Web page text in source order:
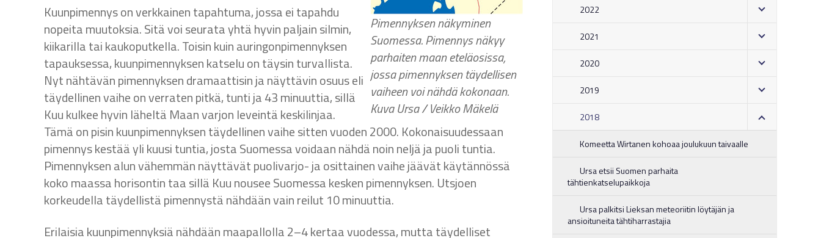
Pimennyksen näkyminen
Suomessa. Pimennys näkyy
parhaiten maan eteläosissa,
jossa pimennyksen täydellisen
vaiheen voi nähdä kokonaan.
Kuva Ursa / Veikko Mäkelä
Kuunpimennys on verkkainen tapahtuma, jossa ei tapahdu
nopeita muutoksia. Sitä voi seurata yhtä hyvin paljain silmin,
kiikarilla tai kaukoputkella. Toisin kuin auringonpimennyksen
tapauksessa, kuunpimennyksen katselu on täysin turvallista.
Nyt nähtävän pimennyksen dramaattisin ja näyttävin osuus eli
täydellinen vaihe on verraten pitkä, tunti ja 43 minuuttia, sillä
Kuu kulkee hyvin läheltä Maan varjon leveintä keskilinjaa.
Tämä on pisin kuunpimennyksen täydellinen vaihe sitten vuoden 2000. Kokonaisuudessaan
pimennys kestää yli kuusi tuntia, josta Suomessa voidaan nähdä noin neljä ja puoli tuntia.
Pimennyksen alun vähemmän näyttävät puolivarjo- ja osittainen vaihe jäävät käytännössä
koko maassa horisontin taa sillä Kuu nousee Suomessa kesken pimennyksen. Utsjoen
korkeudella täydellistä pimennystä nähdään vain reilut 10 minuuttia.
Erilaisia kuunpimennyksiä nähdään maapallolla 2–4 kertaa vuodessa, mutta täydelliset
2022
2021
2020
2019
2018
Komeetta Wirtanen kohoaa joulukuun taivaalle
Ursa etsii Suomen parhaita
tähtienkatselupaikkoja
Ursa palkitsi Lieksan meteoriitin löytäjän ja
ansioituneita tähtiharrastajia